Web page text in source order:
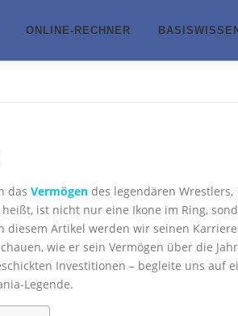
ONLINE-RECHNER BASISWISSEN
das Vermögen des legendären Wrestlers,
ist nicht nur eine Ikone im Ring,
Artikel werden wir seinen
wie er sein Vermögen über die
Investitionen – begleite uns auf
Legende.